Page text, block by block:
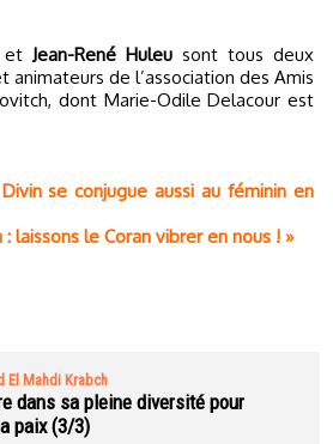
Jean-René Huleu sont tous deux
de l’association des Amis
dont Marie-Odile Delacour est
se conjugue aussi au féminin en
: laissons le Coran vibrer en nous ! »
El Mahdi Krabch
dans sa pleine diversité pour
paix (3/3)